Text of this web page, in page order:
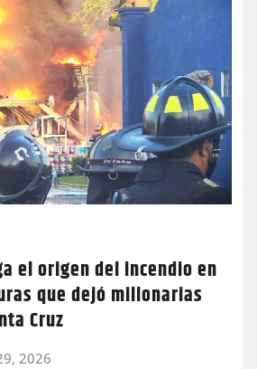
el origen del incendio en
que dejó millonarias
Cruz
2026